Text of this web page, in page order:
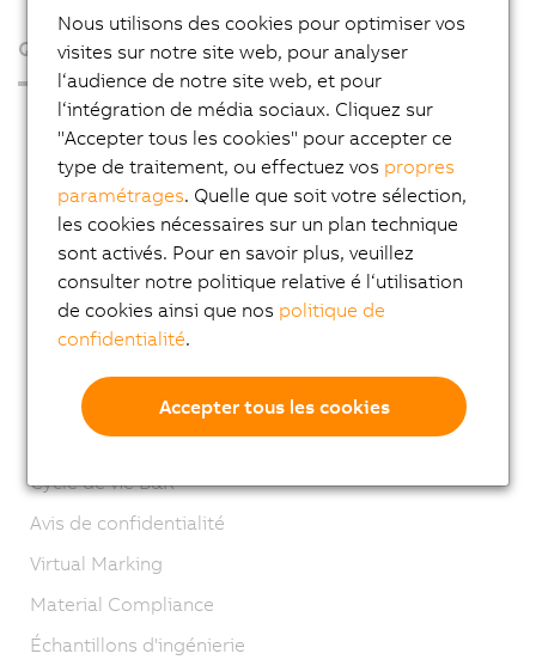
Qui sommes-nous ?
Espace presse
Blog
AutoMates
Service Email News
Carrière
Adresses
Mentions légales
Cycle de vie B&R
Avis de confidentialité
Virtual Marking
Material Compliance
Échantillons d'ingénierie
Nous utilisons des cookies pour optimiser vos
visites sur notre site web, pour analyser
l‘audience de notre site web, et pour
l‘intégration de média sociaux. Cliquez sur
"Accepter tous les cookies" pour accepter ce
type de traitement, ou effectuez vos propres
paramétrages. Quelle que soit votre sélection,
les cookies nécessaires sur un plan technique
sont activés. Pour en savoir plus, veuillez
consulter notre politique relative é l‘utilisation
de cookies ainsi que nos politique de
confidentialité.
Accepter tous les cookies